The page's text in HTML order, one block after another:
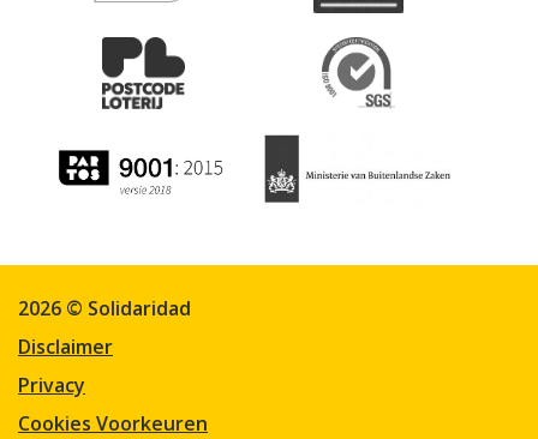
2026 © Solidaridad
Disclaimer
Privacy
Cookies Voorkeuren